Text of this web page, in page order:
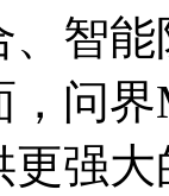
智
问
强